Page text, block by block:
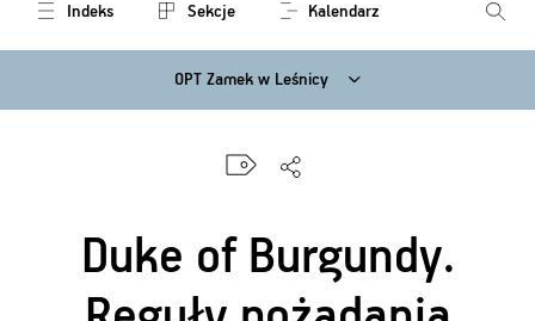
Indeks Sekcje Kalendarz
OPT Zamek w Leśnicy
Duke of Burgundy.